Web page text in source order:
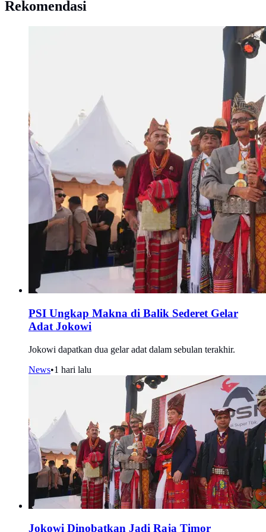
Rekomendasi
PSI Ungkap Makna di Balik Sederet Gelar
Adat Jokowi
Jokowi dapatkan dua gelar adat dalam sebulan terakhir.
News•1 hari lalu
Jokowi Dinobatkan Jadi Raja Timor